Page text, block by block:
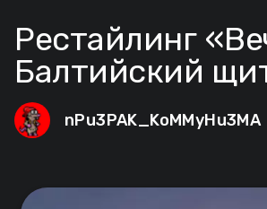
Рестайлинг
Балтийский
nPu3PAK_KoMMyHu3MA